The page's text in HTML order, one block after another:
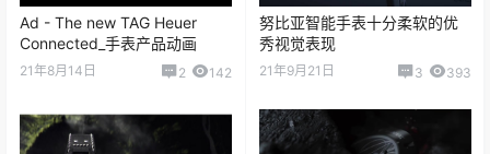
Ad - The new TAG Heuer
Connected_手表产品动画
21年8月14日 2 142
努比亚智能手表十分柔软的优
秀视觉表现
21年9月21日 3 393